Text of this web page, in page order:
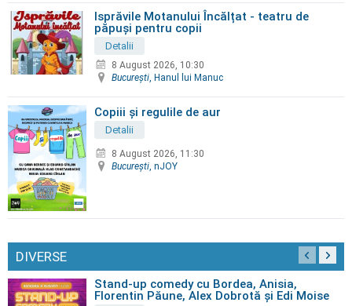
Isprăvile Motanului Încălțat - teatru de
păpuși pentru copii
Detalii
8 August 2026, 10:30
Bucureşti, Hanul lui Manuc
Copiii și regulile de aur
Detalii
8 August 2026, 11:30
Bucureşti, nJOY
DIVERSE
Stand-up comedy cu Bordea, Anisia,
Florentin Păune, Alex Dobrotă și Edi Moise